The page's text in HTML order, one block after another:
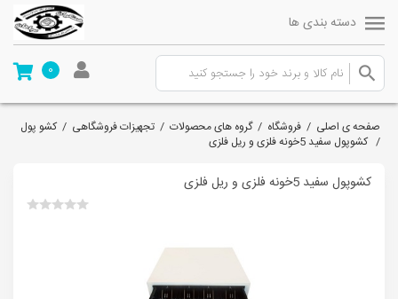
دسته بندی ها
0
صفحه ی اصلی / فروشگاه /گروه های محصولات / تجهیزات فروشگاهی /کشو پول
/ کشوپول سفید 5خونه فلزی و ریل فلزی
کشوپول سفید 5خونه فلزی و ریل فلزی